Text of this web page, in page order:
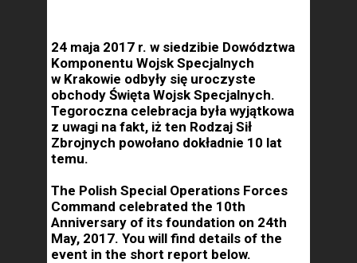
24 maja 2017 r. w siedzibie Dowództwa
Komponentu Wojsk Specjalnych
w Krakowie odbyły się uroczyste
obchody Święta Wojsk Specjalnych.
Tegoroczna celebracja była wyjątkowa
z uwagi na fakt, iż ten Rodzaj Sił
Zbrojnych powołano dokładnie 10 lat
temu.
The Polish Special Operations Forces
Command celebrated the 10th
Anniversary of its foundation on 24th
May, 2017. You will find details of the
event in the short report below.